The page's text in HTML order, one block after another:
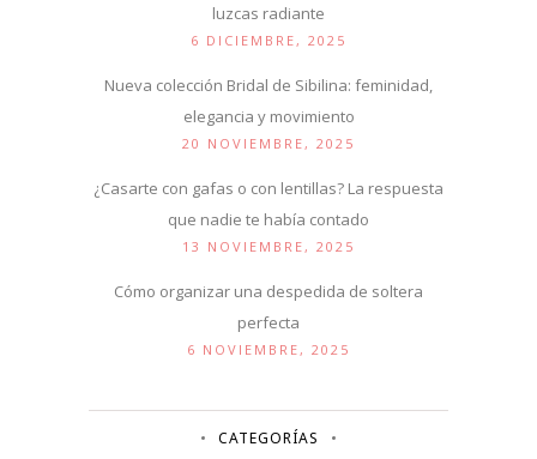
luzcas radiante
6 DICIEMBRE, 2025
Nueva colección Bridal de Sibilina: feminidad,
elegancia y movimiento
20 NOVIEMBRE, 2025
¿Casarte con gafas o con lentillas? La respuesta
que nadie te había contado
13 NOVIEMBRE, 2025
Cómo organizar una despedida de soltera
perfecta
6 NOVIEMBRE, 2025
CATEGORÍAS